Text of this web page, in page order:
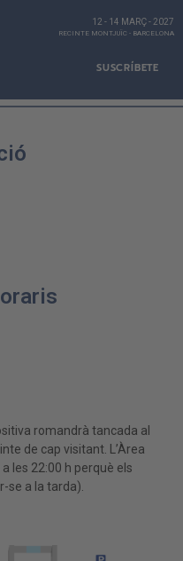
SUSCRÍBETE
12 - 14 MARÇ-2027
RECINTE MONTJUÏC - BARCELONA
romandrà tancada al
de cap visitant. L’Àrea
les 22:00 h perquè els
se a la tarda).